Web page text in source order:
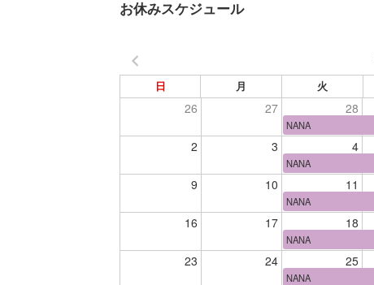
お休みスケジュール
日 月 火
26 27 28
NANA
2 3 4
NANA
9 10 11
NANA
16 17 18
NANA
23 24 25
NANA